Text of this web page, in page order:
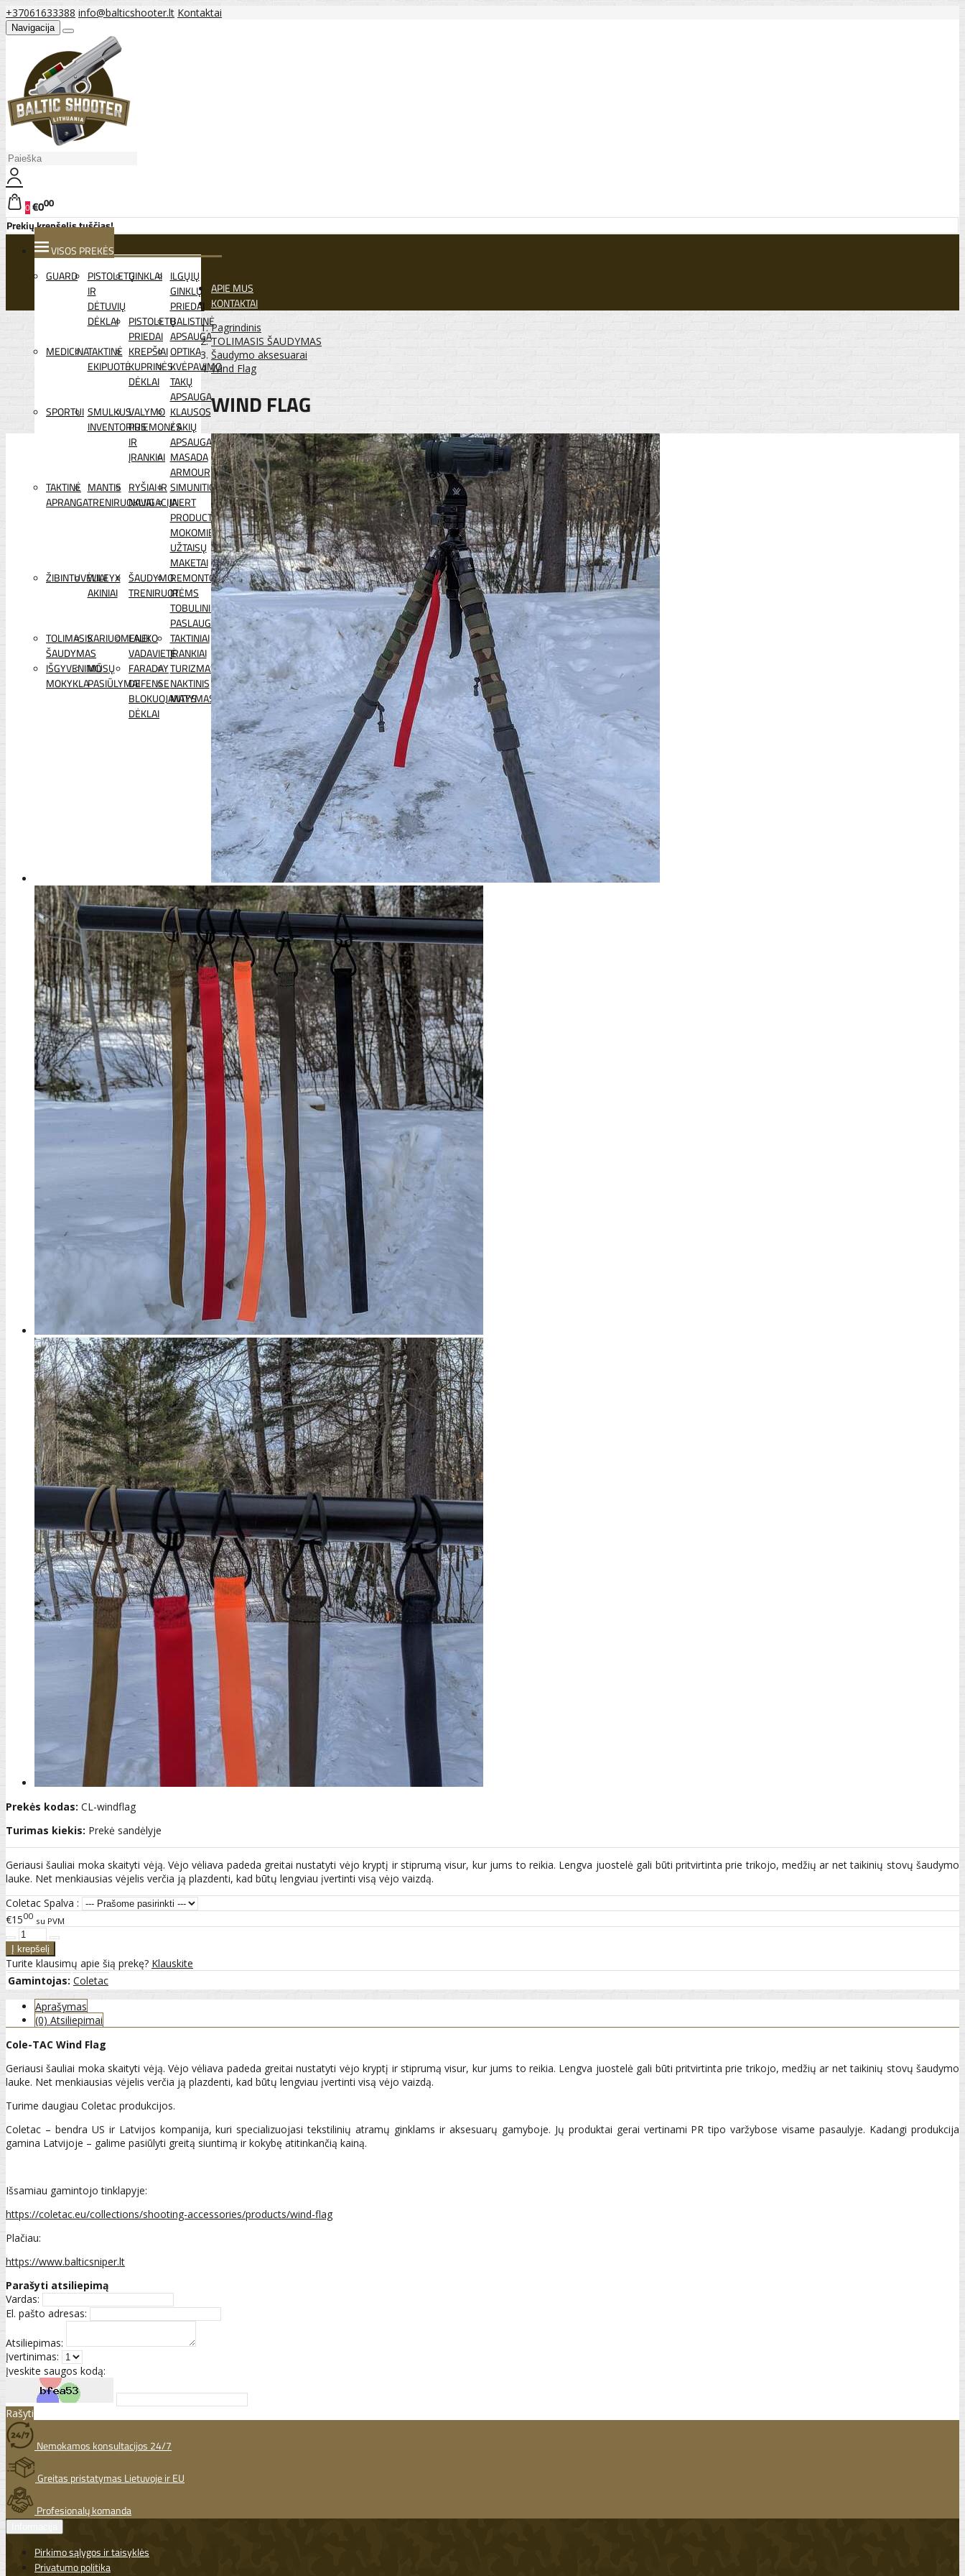
+37061633388 info@balticshooter.lt Kontaktai
Navigacija
0€000
Prekių krepšelis tuščias!
VISOS PREKĖS
GUARD
PISTOLETŲ
IR
DĖTUVIŲ
DĖKLAI
GINKLAI ILGŲJŲ
GINKLŲ
PRIEDAI
PISTOLETŲ
PRIEDAI
BALISTINĖ
APSAUGA
MEDICINATAKTINĖ
EKIPUOTĖ
KREPŠIAI
KUPRINĖS
DĖKLAI
OPTIKA
KVĖPAVIMO
TAKŲ
APSAUGA
SPORTUI SMULKUS
INVENTORIUS
VALYMO
PRIEMONĖS
IR
ĮRANKIAI
KLAUSOS
/ AKIŲ
APSAUGA
MASADA
ARMOUR
TAKTINĖ
APRANGA
MANTIS
TRENIRUOKLIAI
RYŠIAI IR
NAVIGACIJA
SIMUNITION
INERT
PRODUCTS
MOKOMIEJI
UŽTAISŲ
MAKETAI
ŽIBINTUVĖLIAI
WILEYX
AKINIAI
ŠAUDYMO
TRENIRUOTĖMS
REMONTO
IR
TOBULINIMO
PASLAUGOS
TOLIMASIS
ŠAUDYMAS
KARIUOMENEI
LAUKO
VADAVIETĖ
TAKTINIAI
ĮRANKIAI
IŠGYVENIMO
MOKYKLA
MŪSŲ
PASIŪLYMAI
FARADAY
DEFENSE
BLOKUOJANTYS
DĖKLAI
TURIZMAS
NAKTINIS
MATYMAS
APIE MUS
KONTAKTAI
Pagrindinis
TOLIMASIS ŠAUDYMAS
Šaudymo aksesuarai
Wind Flag
WIND FLAG
Prekės kodas: CL-windflag
Turimas kiekis: Prekė sandėlyje
Geriausi šauliai moka skaityti vėją. Vėjo vėliava padeda greitai nustatyti vėjo kryptį ir stiprumą visur, kur jums to reikia. Lengva juostelė gali būti pritvirtinta prie trikojo, medžių ar net taikinių stovų šaudymo
lauke. Net menkiausias vėjelis verčia ją plazdenti, kad būtų lengviau įvertinti visą vėjo vaizdą.
Coletac Spalva :
€1500 su PVM
Turite klausimų apie šią prekę? Klauskite
Gamintojas: Coletac
Aprašymas
(0) Atsiliepimai
Cole-TAC Wind Flag
Geriausi šauliai moka skaityti vėją. Vėjo vėliava padeda greitai nustatyti vėjo kryptį ir stiprumą visur, kur jums to reikia. Lengva juostelė gali būti pritvirtinta prie trikojo, medžių ar net taikinių stovų šaudymo
lauke. Net menkiausias vėjelis verčia ją plazdenti, kad būtų lengviau įvertinti visą vėjo vaizdą.
Turime daugiau Coletac produkcijos.
Coletac – bendra US ir Latvijos kompanija, kuri specializuojasi tekstilinių atramų ginklams ir aksesuarų gamyboje. Jų produktai gerai vertinami PR tipo varžybose visame pasaulyje. Kadangi produkcija
gamina Latvijoje – galime pasiūlyti greitą siuntimą ir kokybę atitinkančią kainą.
Išsamiau gamintojo tinklapyje:
https://coletac.eu/collections/shooting-accessories/products/wind-flag
Plačiau:
https://www.balticsniper.lt
Parašyti atsiliepimą
Vardas:
El. pašto adresas:
Atsiliepimas:
Įvertinimas:
Įveskite saugos kodą:
Rašyti
Nemokamos konsultacijos 24/7
Greitas pristatymas Lietuvoje ir EU
Profesionalų komanda
Pirkimo sąlygos ir taisyklės
Privatumo politika